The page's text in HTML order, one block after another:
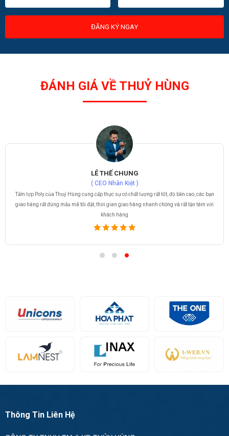
ĐĂNG KÝ NGAY
ĐÁNH GIÁ VỀ THUỶ HÙNG
LÊ THẾ CHUNG
( CEO Nhân Kiệt )
Tấm lợp Poly của Thuỷ Hùng cung cấp thực sự có chất lượng rất tốt, độ bền cao, các bạn
giao hàng rất đúng mẫu mã tôi đặt, thời gian giao hàng nhanh chóng và rất tận tâm với
khách hàng
Thông Tin Liên Hệ